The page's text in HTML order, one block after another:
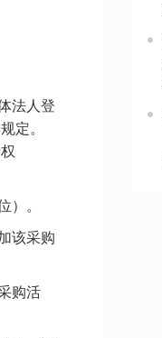
法人登
定。
）。
该采购
购活